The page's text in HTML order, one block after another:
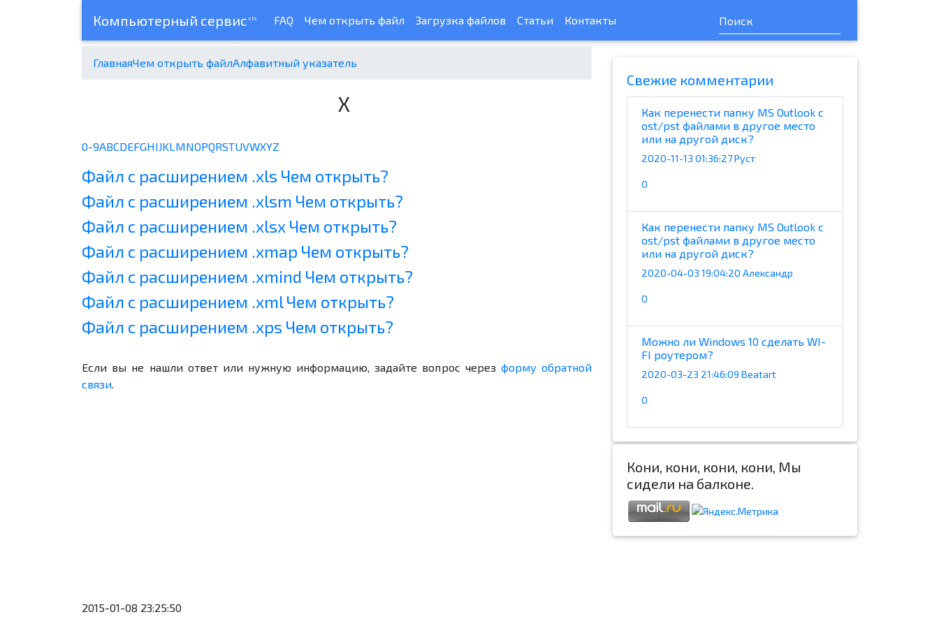
Компьютерный сервис cts FAQ Чем открыть файл Загрузка файлов Статьи Контакты
ГлавнаяЧем открыть файлАлфавитный указатель
X
0-9ABCDEFGHIJKLMNOPQRSTUVWXYZ
Файл с расширением .xls Чем открыть?
Файл с расширением .xlsm Чем открыть?
Файл с расширением .xlsx Чем открыть?
Файл с расширением .xmap Чем открыть?
Файл с расширением .xmind Чем открыть?
Файл с расширением .xml Чем открыть?
Файл с расширением .xps Чем открыть?
Если вы не нашли ответ или нужную информацию, задайте вопрос через форму обратной
связи.
2015-01-08 23:25:50
Cвежие комментарии
Как перенести папку MS Outlook с
ost/pst файлами в другое место
или на другой диск?
2020-11-13 01:36:27 Руст
0
Как перенести папку MS Outlook с
ost/pst файлами в другое место
или на другой диск?
2020-04-03 19:04:20 Александр
0
Можно ли Windows 10 сделать WI-
FI роутером?
2020-03-23 21:46:09 Beatart
0
Кони, кони, кони, кони, Мы
сидели на балконе.